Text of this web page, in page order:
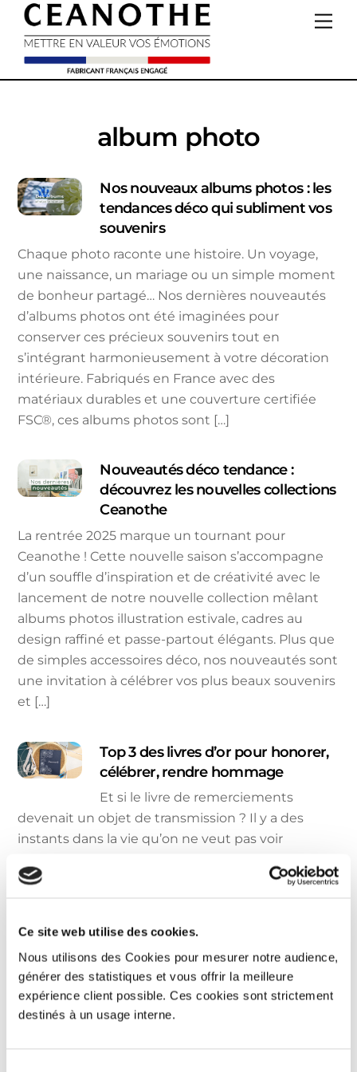
Ce site web utilise des cookies.
Nous utilisons des Cookies pour mesurer notre audience,
générer des statistiques et vous offrir la meilleure
expérience client possible. Ces cookies sont strictement
destinés à un usage interne.
Skip
content
album photo
Nos nouveaux albums photos : les
tendances déco qui subliment vos
souvenirs
Chaque photo raconte une histoire. Un voyage,
une naissance, un mariage ou un simple moment
de bonheur partagé… Nos dernières nouveautés
d’albums photos ont été imaginées pour
conserver ces précieux souvenirs tout en
s’intégrant harmonieusement à votre décoration
intérieure. Fabriqués en France avec des
matériaux durables et une couverture certifiée
FSC®, ces albums photos sont […]
Nouveautés déco tendance :
découvrez les nouvelles collections
Ceanothe
La rentrée 2025 marque un tournant pour
Ceanothe ! Cette nouvelle saison s’accompagne
d’un souffle d’inspiration et de créativité avec le
lancement de notre nouvelle collection mêlant
albums photos illustration estivale, cadres au
design raffiné et passe-partout élégants. Plus que
de simples accessoires déco, nos nouveautés sont
une invitation à célébrer vos plus beaux souvenirs
et […]
Top 3 des livres d’or pour honorer,
célébrer, rendre hommage
Et si le livre de remerciements
devenait un objet de transmission ? Il y a des
instants dans la vie qu’on ne veut pas voir
carrière ou rendre hommage à une personne
Idée activité ludique enfant : créer
un album photo souvenirs d’école
unique